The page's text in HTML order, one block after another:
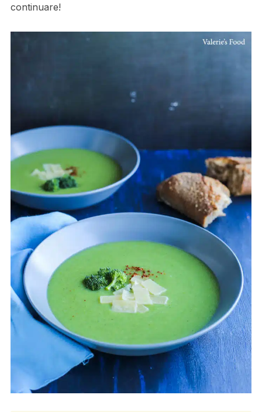
continuare!